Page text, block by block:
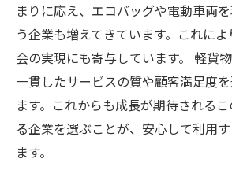
まりに応え、エコバッグや電動車両
う企業も増えてきています。これに
会の実現にも寄与しています。 軽貨
一貫したサービスの質や顧客満足度
ます。これからも成長が期待される
る企業を選ぶことが、安心して利用
ます。